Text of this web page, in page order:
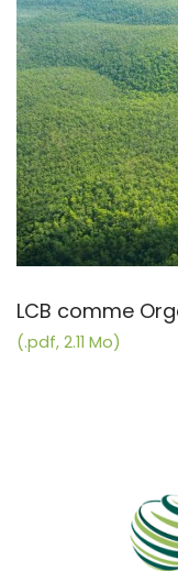
LCB comme
(.pdf, 2.11 Mo)